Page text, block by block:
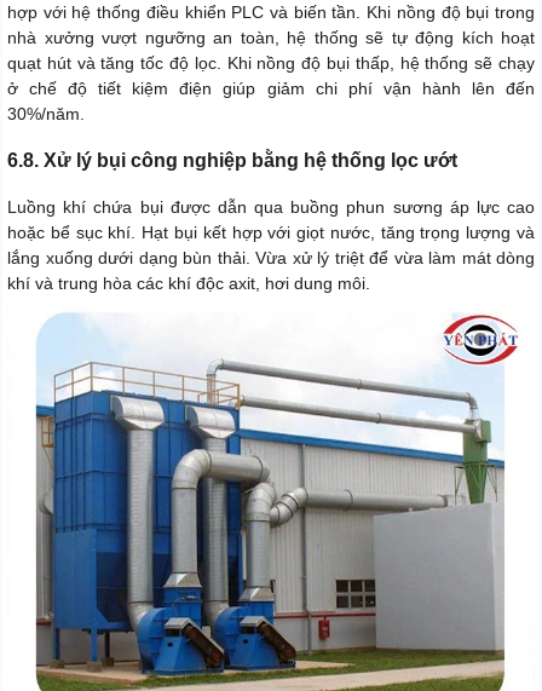
hợp với hệ thống điều khiển PLC và biến tần. Khi nồng độ bụi trong
nhà xưởng vượt ngưỡng an toàn, hệ thống sẽ tự động kích hoạt
quạt hút và tăng tốc độ lọc. Khi nồng độ bụi thấp, hệ thống sẽ chạy
ở chế độ tiết kiệm điện giúp giảm chi phí vận hành lên đến
30%/năm.
6.8. Xử lý bụi công nghiệp bằng hệ thống lọc ướt
Luồng khí chứa bụi được dẫn qua buồng phun sương áp lực cao
hoặc bể sục khí. Hạt bụi kết hợp với giọt nước, tăng trọng lượng và
lắng xuống dưới dạng bùn thải. Vừa xử lý triệt để vừa làm mát dòng
khí và trung hòa các khí độc axit, hơi dung môi.